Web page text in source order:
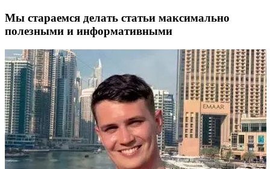
Мы стараемся делать статьи максимально
полезными и информативными